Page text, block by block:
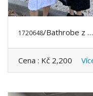
1720648/Bathrobe z VERSACE
Cena : Kč 2,200